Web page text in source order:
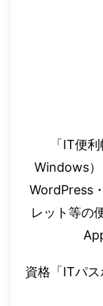
「IT便
Windows）
WordPress
レット等の
資格「ITパス